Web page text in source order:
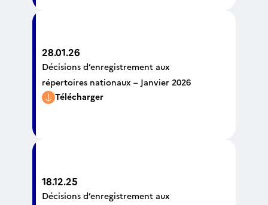
28.01.26
Décisions d’enregistrement aux
répertoires nationaux – Janvier 2026
Télécharger
18.12.25
Décisions d’enregistrement aux